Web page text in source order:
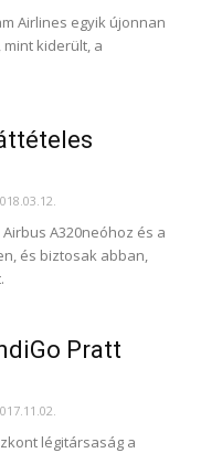
Airlines egyik újonnan
kiderült, a
A320neóhoz és a
és biztosak abban,
Pratt
légitársaság a